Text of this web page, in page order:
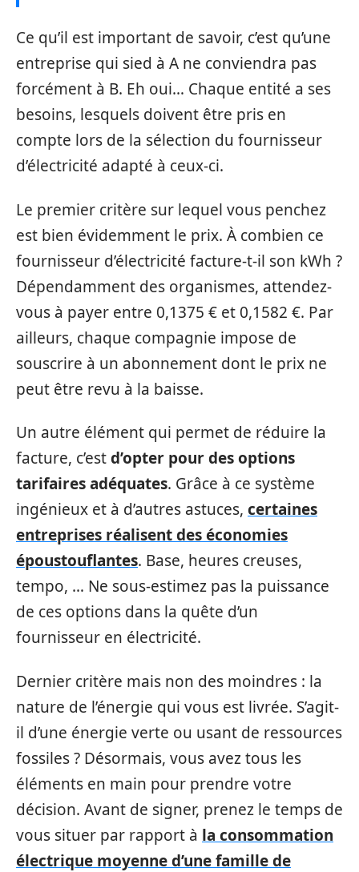
Ce qu’il est important de savoir, c’est qu’une
entreprise qui sied à A ne conviendra pas
forcément à B. Eh oui… Chaque entité a ses
besoins, lesquels doivent être pris en
compte lors de la sélection du fournisseur
d’électricité adapté à ceux-ci.
Le premier critère sur lequel vous penchez
est bien évidemment le prix. À combien ce
fournisseur d’électricité facture-t-il son kWh ?
Dépendamment des organismes, attendez-
vous à payer entre 0,1375 € et 0,1582 €. Par
ailleurs, chaque compagnie impose de
souscrire à un abonnement dont le prix ne
peut être revu à la baisse.
Un autre élément qui permet de réduire la
facture, c’estd’opter pour des options
tarifaires adéquates. Grâce à ce système
ingénieux et à d’autres astuces, certaines
entreprises réalisent des économies
époustouflantes. Base, heures creuses,
tempo, … Ne sous-estimez pas la puissance
de ces options dans la quête d’un
fournisseur en électricité.
Dernier critère mais non des moindres : la
nature de l’énergie qui vous est livrée. S’agit-
il d’une énergie verte ou usant de ressources
fossiles ? Désormais, vous avez tous les
éléments en main pour prendre votre
décision. Avant de signer, prenez le temps de
vous situer par rapport à la consommation
électrique moyenne d’une famille de